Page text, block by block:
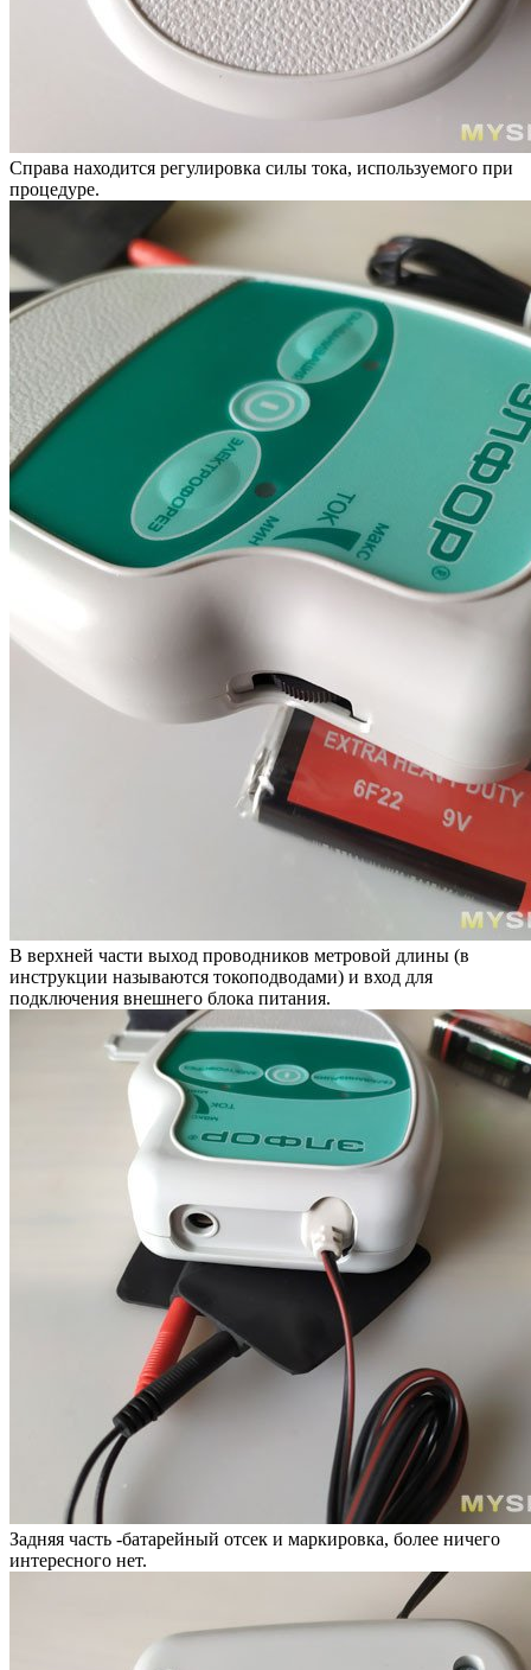
Справа находится регулировка силы тока, используемого при
процедуре.
В верхней части выход проводников метровой длины (в
инструкции называются токоподводами) и вход для
подключения внешнего блока питания.
Задняя часть -батарейный отсек и маркировка, более ничего
интересного нет.